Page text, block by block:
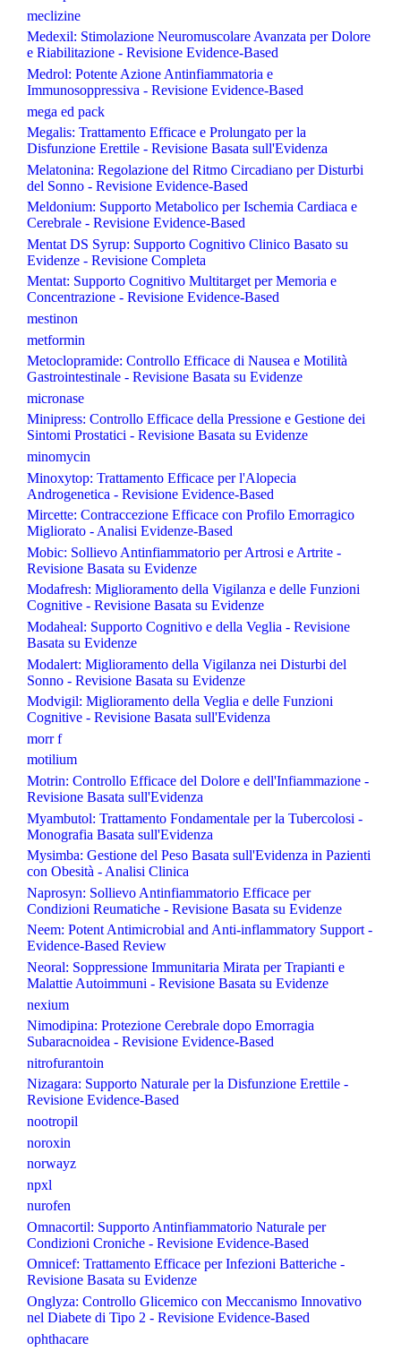
meclizine
Medexil: Stimolazione Neuromuscolare Avanzata per Dolore
e Riabilitazione - Revisione Evidence-Based
Medrol: Potente Azione Antinfiammatoria e
Immunosoppressiva - Revisione Evidence-Based
mega ed pack
Megalis: Trattamento Efficace e Prolungato per la
Disfunzione Erettile - Revisione Basata sull'Evidenza
Melatonina: Regolazione del Ritmo Circadiano per Disturbi
del Sonno - Revisione Evidence-Based
Meldonium: Supporto Metabolico per Ischemia Cardiaca e
Cerebrale - Revisione Evidence-Based
Mentat DS Syrup: Supporto Cognitivo Clinico Basato su
Evidenze - Revisione Completa
Mentat: Supporto Cognitivo Multitarget per Memoria e
Concentrazione - Revisione Evidence-Based
mestinon
metformin
Metoclopramide: Controllo Efficace di Nausea e Motilità
Gastrointestinale - Revisione Basata su Evidenze
micronase
Minipress: Controllo Efficace della Pressione e Gestione dei
Sintomi Prostatici - Revisione Basata su Evidenze
minomycin
Minoxytop: Trattamento Efficace per l'Alopecia
Androgenetica - Revisione Evidence-Based
Mircette: Contraccezione Efficace con Profilo Emorragico
Migliorato - Analisi Evidenze-Based
Mobic: Sollievo Antinfiammatorio per Artrosi e Artrite -
Revisione Basata su Evidenze
Modafresh: Miglioramento della Vigilanza e delle Funzioni
Cognitive - Revisione Basata su Evidenze
Modaheal: Supporto Cognitivo e della Veglia - Revisione
Basata su Evidenze
Modalert: Miglioramento della Vigilanza nei Disturbi del
Sonno - Revisione Basata su Evidenze
Modvigil: Miglioramento della Veglia e delle Funzioni
Cognitive - Revisione Basata sull'Evidenza
morr f
motilium
Motrin: Controllo Efficace del Dolore e dell'Infiammazione -
Revisione Basata sull'Evidenza
Myambutol: Trattamento Fondamentale per la Tubercolosi -
Monografia Basata sull'Evidenza
Mysimba: Gestione del Peso Basata sull'Evidenza in Pazienti
con Obesità - Analisi Clinica
Naprosyn: Sollievo Antinfiammatorio Efficace per
Condizioni Reumatiche - Revisione Basata su Evidenze
Neem: Potent Antimicrobial and Anti-inflammatory Support -
Evidence-Based Review
Neoral: Soppressione Immunitaria Mirata per Trapianti e
Malattie Autoimmuni - Revisione Basata su Evidenze
nexium
Nimodipina: Protezione Cerebrale dopo Emorragia
Subaracnoidea - Revisione Evidence-Based
nitrofurantoin
Nizagara: Supporto Naturale per la Disfunzione Erettile -
Revisione Evidence-Based
nootropil
noroxin
norwayz
npxl
nurofen
Omnacortil: Supporto Antinfiammatorio Naturale per
Condizioni Croniche - Revisione Evidence-Based
Omnicef: Trattamento Efficace per Infezioni Batteriche -
Revisione Basata su Evidenze
Onglyza: Controllo Glicemico con Meccanismo Innovativo
nel Diabete di Tipo 2 - Revisione Evidence-Based
ophthacare